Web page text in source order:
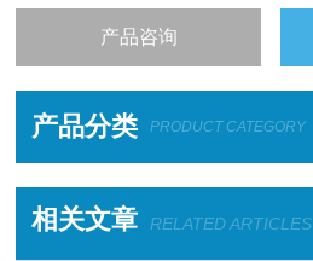
产品咨询
产品分类 PRODUCT CATEGORY
相关文章 RELATED ARTICLES